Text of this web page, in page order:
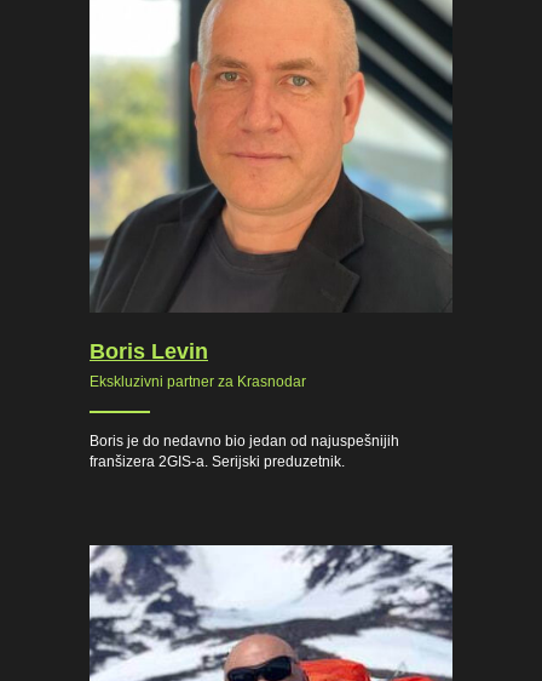
Boris Levin
Ekskluzivni partner za Krasnodar
Boris je do nedavno bio jedan od najuspešnijih
franšizera 2GIS-a. Serijski preduzetnik.